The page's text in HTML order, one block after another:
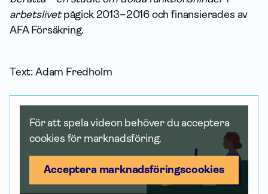
arbetslivetpågick 2013–2016 och finansierades av
AFA För­säkring.
Text: Adam Fredholm
För att spela videon behöver du acceptera
cookies för marknadsföring.
Acceptera marknadsförings­cookies